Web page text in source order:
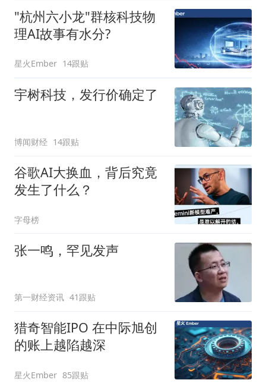
"杭州六小龙"群核科技物
理AI故事有水分?
星火Ember 14跟贴
宇树科技，发行价确定了
博闻财经 14跟贴
谷歌AI大换血，背后究竟
发生了什么？
字母榜
张一鸣，罕见发声
第一财经资讯 41跟贴
猎奇智能IPO 在中际旭创
的账上越陷越深
星火Ember 85跟贴